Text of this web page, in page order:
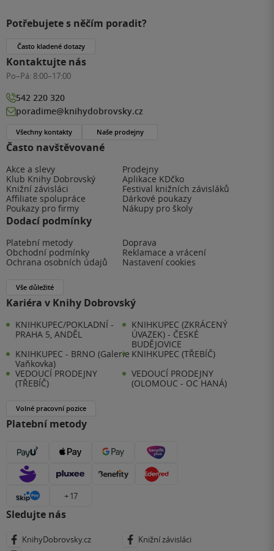
Často navštěvované
Akce a slevy
Prodejny
Klub Knihy Dobrovský
Aplikace KDčko
Knižní závisláci
Festival knižních závisláků
Affiliate spolupráce
Dárkové poukazy
Poukazy pro firmy
Nákupy pro školy
Dodací podmínky
Platební metody
Doprava
Obchodní podmínky
Reklamace a vrácení
Ochrana osobních údajů
Nastavení cookies
Vše důležité
Kariéra v Knihy Dobrovský
KNIHKUPEC/POKLADNÍ -
PRAHA 5, ANDĚL
KNIHKUPEC (ZKRÁCENÝ
ÚVAZEK) - ČESKÉ
BUDĚJOVICE
KNIHKUPEC - BRNO (Galerie
Vaňkovka)
KNIHKUPEC (TŘEBÍČ)
VEDOUCÍ PRODEJNY
(TŘEBÍČ)
VEDOUCÍ PRODEJNY
(OLOMOUC - OC HANÁ)
Volné pracovní pozice
Platební metody
+ 17
Sledujte nás
KnihyDobrovsky.cz
Knižní závisláci
Potřebujete s něčím poradit?
Často kladené dotazy
Kontaktujte nás
Po–Pá: 8:00–17:00
542 220 320
poradime@knihydobrovsky.cz
Všechny kontakty Naše prodejny